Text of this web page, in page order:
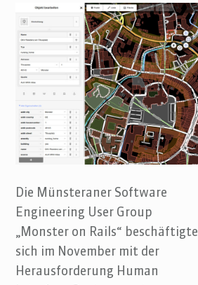
Die Münsteraner Software
Engineering User Group
„Monster on Rails“ beschäftigte
sich im November mit der
Herausforderung Human